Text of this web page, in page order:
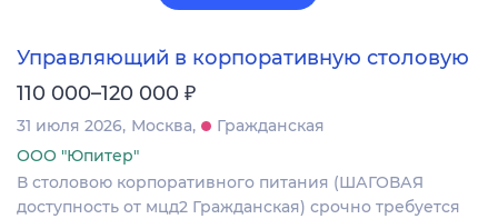
Управляющий в корпоративную столовую
110 000–120 000 ₽
31 июля 2026 Москва
Гражданская
ООО "Юпитер"
В столовою корпоративного питания (ШАГОВАЯ
доступность от мцд2 Гражданская) срочно требуется